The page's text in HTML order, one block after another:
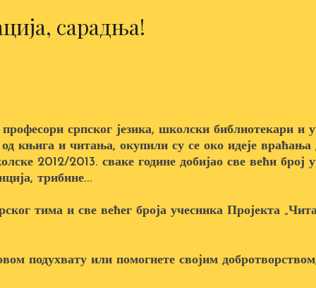
сарадња!
српског језика, школски библиотекари и
књига и читања, окупили су се око идеје
2012/2013. сваке године добијао све већи
трибине...
тима и све већег броја учесника Пројекта
подухвату или помогнете својим